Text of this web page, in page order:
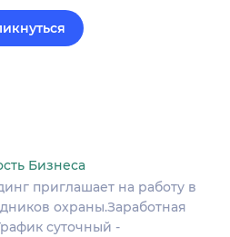
Бизнеса
приглашает на работу в
охраны.Заработная
суточный -